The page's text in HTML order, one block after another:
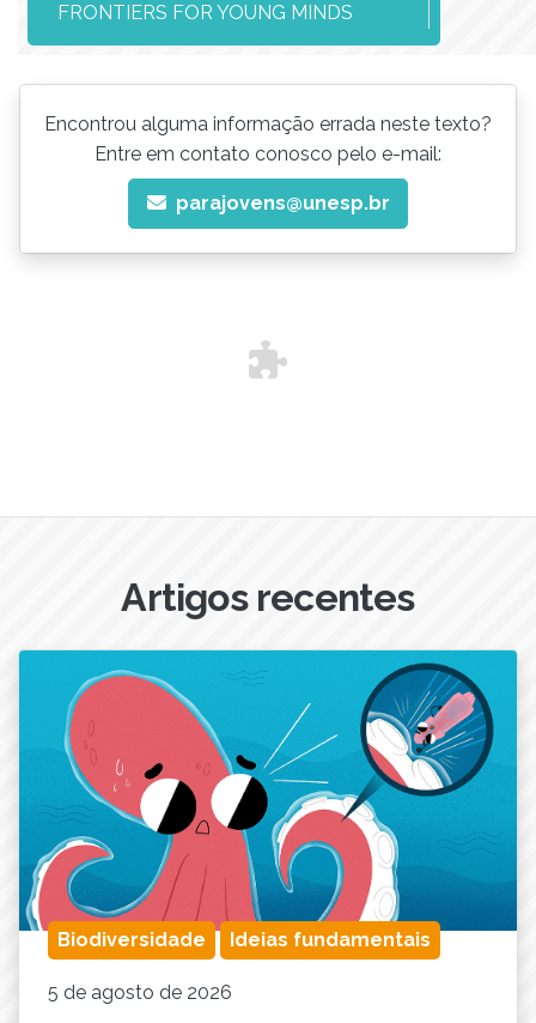
FRONTIERS FOR YOUNG MINDS
Encontrou alguma informação errada neste texto?
Entre em contato conosco pelo e-mail:
parajovens@unesp.br
Artigos recentes
Biodiversidade Ideias fundamentais
5 de agosto de 2026